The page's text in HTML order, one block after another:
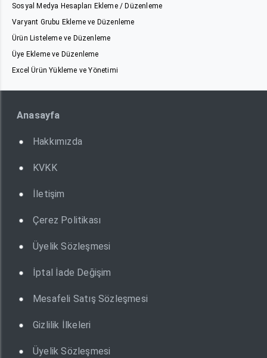
Sosyal Medya Hesapları Ekleme / Düzenleme
Varyant Grubu Ekleme ve Düzenleme
Ürün Listeleme ve Düzenleme
Üye Ekleme ve Düzenleme
Excel Ürün Yükleme ve Yönetimi
Anasayfa
Hakkımızda
KVKK
İletişim
Çerez Politikası
Üyelik Sözleşmesi
İptal İade Değişim
Mesafeli Satış Sözleşmesi
Gizlilik İlkeleri
Üyelik Sözleşmesi